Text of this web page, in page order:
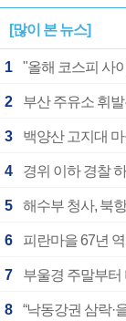
[많이 본 뉴스]
1 "올해 코스피 사
2 부산 주유소 휘
3 백양산 고지대
4 경위 이하 경찰
5 해수부 청사, 북
6 피란마을 67년
7 부울경 주말부터
8 “낙동강권 삼락·